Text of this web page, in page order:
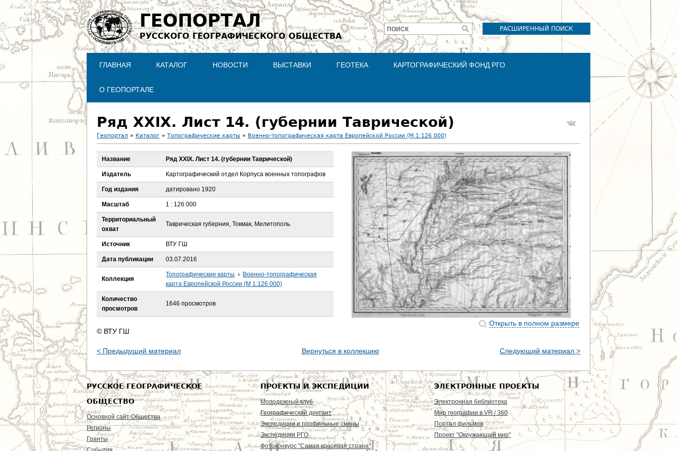
Jump to navigation
ГЕОПОРТАЛ
РУССКОГО ГЕОГРАФИЧЕСКОГО ОБЩЕСТВА
РАСШИРЕННЫЙ ПОИСК
Форма
поиска
ПОИСК
ГЛАВНАЯ КАТАЛОГ НОВОСТИ ВЫСТАВКИ ГЕОТЕКА КАРТОГРАФИЧЕСКИЙ ФОНД РГО
О ГЕОПОРТАЛЕ
Ряд XXIX. Лист 14. (губернии Таврической)
В
ы
д
е
с
ь
Геопортал » Каталог » Топографические карты » Военно-топографическая карта Европейской России (М 1:126 000)
Открыть в полном размере
Название Ряд XXIX. Лист 14. (губернии Таврической)
Издатель Картографический отдел Корпуса военных топографов
Год издания датировано 1920
Масштаб 1 : 126 000
Территориальный
охват
Таврическая губерния, Токмак, Мелитополь
Источник ВТУ ГШ
Дата публикации 03.07.2016
Коллекция
Топографические карты › Военно-топографическая
карта Европейской России (М 1:126 000)
Количество
просмотров
1646 просмотров
© ВТУ ГШ
< Предыдущий материал Вернуться в коллекцию Следующий материал >
РУССКОЕ ГЕОГРАФИЧЕСКОЕ
ОБЩЕСТВО
Основной сайт Общества
Регионы
Гранты
ПРОЕКТЫ И ЭКСПЕДИЦИИ
Молодежный клуб
Географический диктант
Экспедиции и профильные смены
Экспедиции РГО
Фотоконкурс "Самая красивая страна"
ЭЛЕКТРОННЫЕ ПРОЕКТЫ
Электронная библиотека
Мир географии в VR / 360
Портал фильмов
Проект "Окружающий мир"